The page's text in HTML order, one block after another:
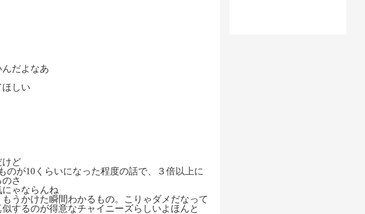
だよなあ
しい
けど
のが10くらいになった程度の話で、３倍以上に
さ
ゃならんね
うかけた瞬間わかるもの。こりゃダメだなって
するのが得意なチャイニーズらしいよほんと